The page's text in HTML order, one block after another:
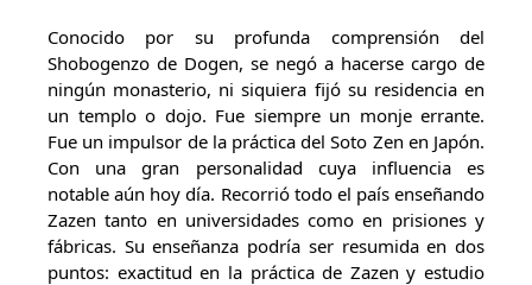
Conocido por su profunda comprensión del
Shobogenzo de Dogen, se negó a hacerse cargo de
ningún monasterio, ni siquiera fijó su residencia en
un templo o dojo. Fue siempre un monje errante.
Fue un impulsor de la práctica del Soto Zen en Japón.
Con una gran personalidad cuya influencia es
notable aún hoy día. Recorrió todo el país enseñando
Zazen tanto en universidades como en prisiones y
fábricas. Su enseñanza podría ser resumida en dos
puntos: exactitud en la práctica de Zazen y estudio